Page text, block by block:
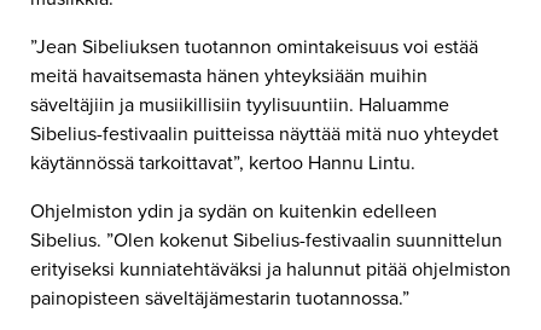
”Jean Sibeliuksen tuotannon omintakeisuus voi estää
meitä havaitsemasta hänen yhteyksiään muihin
säveltäjiin ja musiikillisiin tyylisuuntiin. Haluamme
Sibelius-festivaalin puitteissa näyttää mitä nuo yhteydet
käytännössä tarkoittavat”, kertoo Hannu Lintu.
Ohjelmiston ydin ja sydän on kuitenkin edelleen
Sibelius. ”Olen kokenut Sibelius-festivaalin suunnittelun
erityiseksi kunniatehtäväksi ja halunnut pitää ohjelmiston
painopisteen säveltäjämestarin tuotannossa.”